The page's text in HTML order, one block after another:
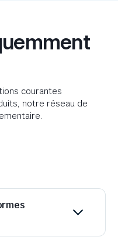
courantes
notre réseau de